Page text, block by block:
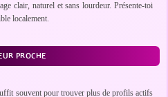
clair, naturel et sans lourdeur. Présente-toi
localement.
PROCHE
souvent pour trouver plus de profils actifs